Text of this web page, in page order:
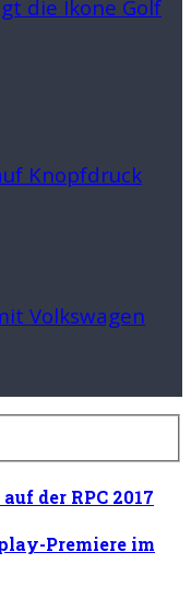
die Ikone Golf
Knopfdruck
Volkswagen
der RPC 2017
Premiere im